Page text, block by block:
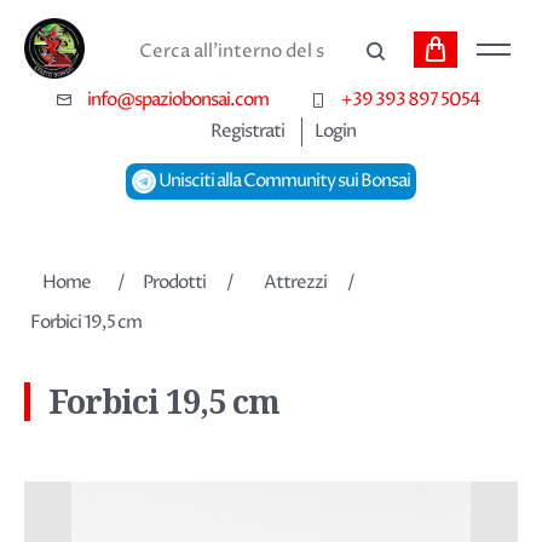
Cerca
info@spaziobonsai.com
+39 393 897 5054
Registrati
Login
Unisciti alla Community sui Bonsai
Carrello
Home / Prodotti / Attrezzi
/
Forbici 19,5 cm
Forbici 19,5 cm